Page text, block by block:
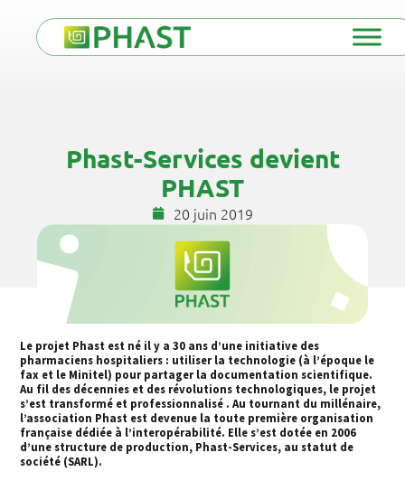
Phast-Services devient
PHAST
20 juin 2019
Le projet Phast est né il y a 30 ans d’une initiative des
pharmaciens hospitaliers : utiliser la technologie (à l’époque le
fax et le Minitel) pour partager la documentation scientifique.
Au fil des décennies et des révolutions technologiques, le projet
s’est transformé et professionnalisé . Au tournant du millénaire,
l’association Phast est devenue la toute première organisation
française dédiée à l’interopérabilité. Elle s’est dotée en 2006
d’une structure de production, Phast-Services, au statut de
société (SARL).